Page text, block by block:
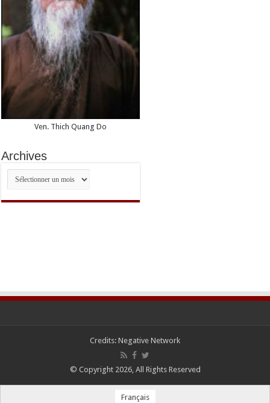
Ven. Thich Quang Do
Archives
Archives
Credits: Negative Network
© Copyright 2026, All Rights Reserved
Français